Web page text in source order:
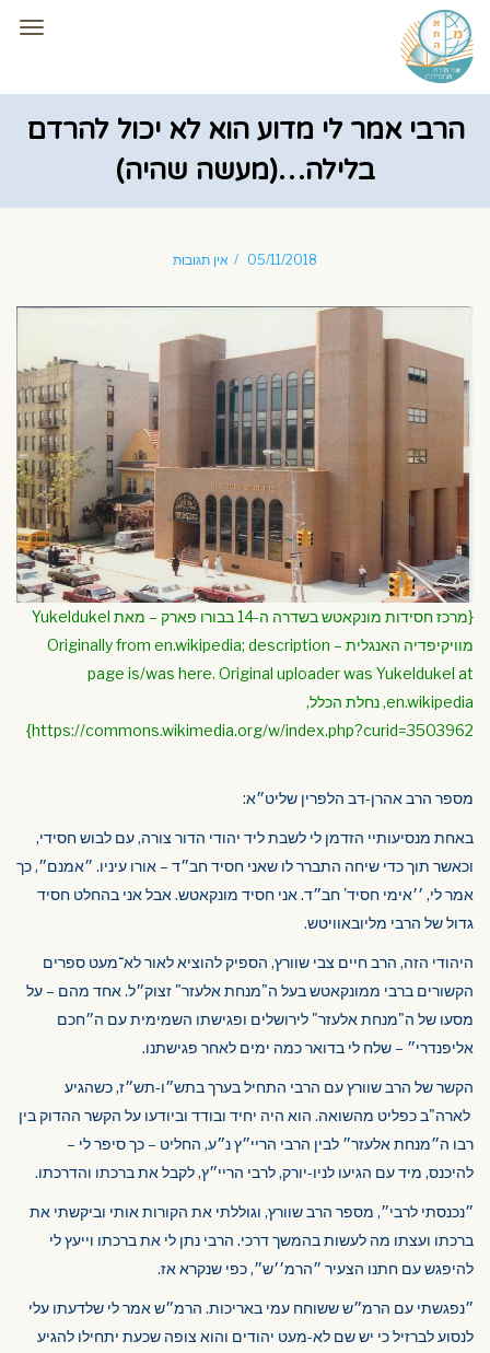
הרבי אמר לי מדוע הוא לא יכול להרדם
בלילה…(מעשה שהיה)
05/11/2018 אין תגובות
{מרכז חסידות מונקאטש בשדרה ה-14 בבורו פארק – מאת Yukeldukel
מוויקיפדיה האנגלית – Originally from en.wikipedia; description
page is/was here. Original uploader was Yukeldukel at
en.wikipedia, נחלת הכלל,
https://commons.wikimedia.org/w/index.php?curid=3503962}
מספר הרב אהרן-דב הלפרין שליט״א:
באחת מנסיעותיי הזדמן לי לשבת ליד יהודי הדור צורה, עם לבוש חסידי,
וכאשר תוך כדי שיחה התברר לו שאני חסיד חב״ד – אורו עיניו. ״אמנם״, כך
אמר לי, ׳׳אימי חסיד' חב״ד. אני חסיד מונקאטש. אבל אני בהחלט חסיד
גדול של הרבי מליובאוויטש.
היהודי הזה, הרב חיים צבי שוורץ, הספיק להוציא לאור לא־מעט ספרים
הקשורים ברבי ממונקאטש בעל ה"מנחת אלעזר" זצוק״ל. אחד מהם – על
מסעו של ה"מנחת אלעזר" לירושלים ופגישתו השמימית עם ה״חכם
אליפנדרי״ – שלח לי בדואר כמה ימים לאחר פגישתנו.
הקשר של הרב שוורץ עם הרבי התחיל בערך בתש״ו-תש״ז, כשהגיע
לארה"ב כפליט מהשואה. הוא היה יחיד ובודד וביודעו על הקשר ההדוק בין
רבו ה״מנחת אלעזר״ לבין הרבי הריי״ץ נ״ע, החליט – כך סיפר לי –
להיכנס, מיד עם הגיעו לניו-יורק, לרבי הריי״ץ, לקבל את ברכתו והדרכתו.
״נכנסתי לרבי״, מספר הרב שוורץ, וגוללתי את הקורות אותי וביקשתי את
ברכתו ועצתו מה לעשות בהמשך דרכי. הרבי נתן לי את ברכתו וייעץ לי
להיפגש עם חתנו הצעיר ״הרמ׳׳ש״, כפי שנקרא אז.
״נפגשתי עם הרמ״ש ששוחח עמי באריכות. הרמ״ש אמר לי שלדעתו עלי
לנסוע לברזיל כי יש שם לא-מעט יהודים והוא צופה שכעת יתחילו להגיע